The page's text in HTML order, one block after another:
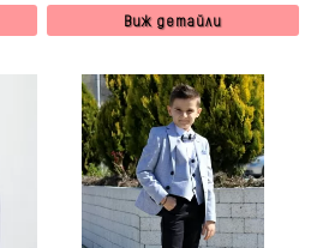
брошка-верижка
11311257
Виж детайли